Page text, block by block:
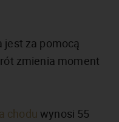
jest za pomocą
zmienia moment
chodu wynosi 55